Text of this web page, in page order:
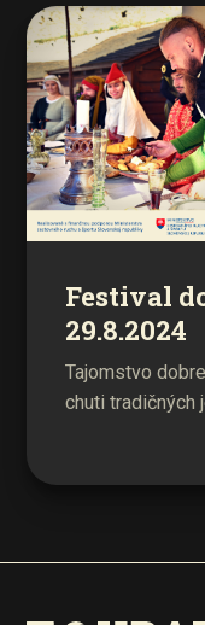
Festival
29.8.2024
Tajomstvo
chuti tradičných